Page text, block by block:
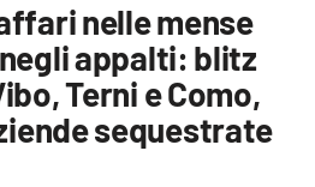
nelle mense
appalti: blitz
Terni e Como,
sequestrate